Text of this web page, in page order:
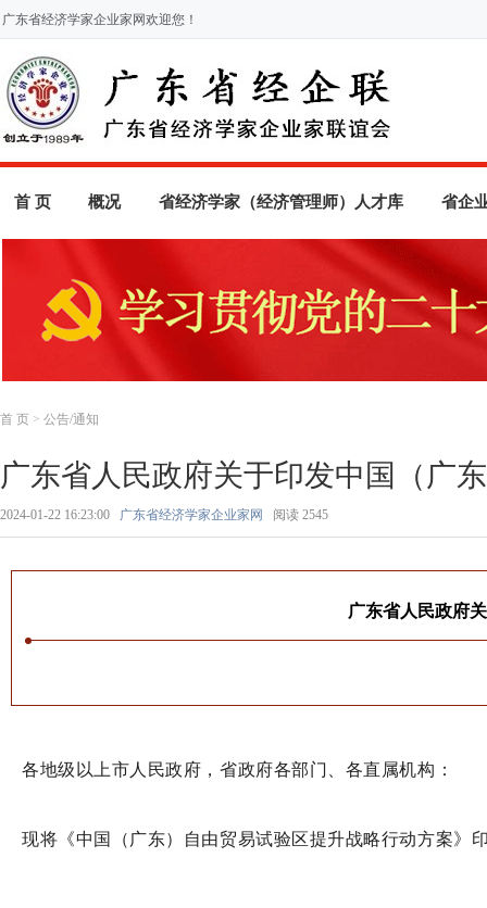
广东省经济学家企业家网欢迎您！
首 页 概况 省经济学家（经济管理师）人才库 省企
首 页 > 公告/通知
广东省人民政府关于印发中国（广
2024-01-22 16:23:00 广东省经济学家企业家网 阅读 2545
广东省人民政府
各地级以上市人民政府，省政府各部门、各直属机构：
现将《中国（广东）自由贸易试验区提升战略行动方案》